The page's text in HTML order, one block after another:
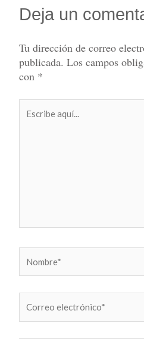
Deja un
Tu dirección de correo
publicada. Los campos
con *
aquí...
electrónico*